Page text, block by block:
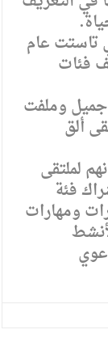
تاستت عام
فئات
جميل وملفت
ألق
لملتقى
فئة
ومهارات